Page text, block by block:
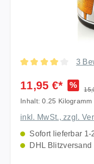
3
11,95 €* %
Inhalt:0.25 Kilogramm
inkl. MwSt., zzgl.
Sofort lieferbar
DHL